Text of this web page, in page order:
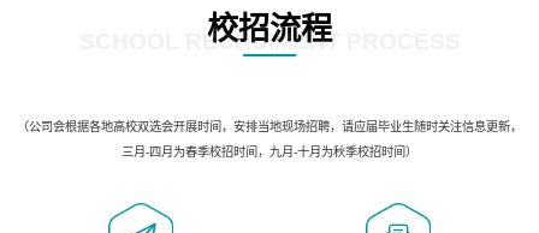
校招流程
SCHOOL RECRUIMENT PROCESS
（公司会根据各地高校双选会开展时间，安排当地现场招聘，请应届毕业生随时关注信息更新，
三月-四月为春季校招时间，九月-十月为秋季校招时间）